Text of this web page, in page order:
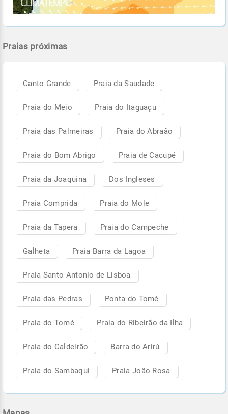
Praias próximas
Canto Grande Praia da Saudade
Praia do Meio Praia do Itaguaçu
Praia das Palmeiras Praia do Abraão
Praia do Bom Abrigo Praia de Cacupé
Praia da Joaquina Dos Ingleses
Praia Comprida Praia do Mole
Praia da Tapera Praia do Campeche
Galheta Praia Barra da Lagoa
Praia Santo Antonio de Lisboa
Praia das Pedras Ponta do Tomé
Praia do Tomé Praia do Ribeirão da Ilha
Praia do Caldeirão Barra do Arirú
Praia do Sambaqui Praia João Rosa